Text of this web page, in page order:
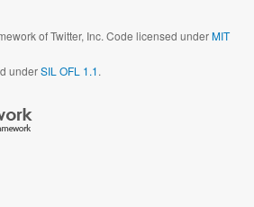
of Twitter, Inc. Code licensed underMIT
underSIL OFL 1.1.